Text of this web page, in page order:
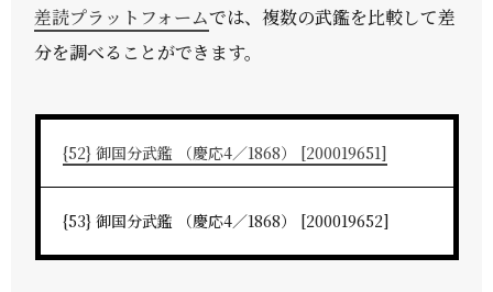
差読プラットフォームでは、複数の武鑑を比較して差
分を調べることができます。
{52} 御国分武鑑 （慶応4／1868） [200019651]
{53} 御国分武鑑 （慶応4／1868） [200019652]